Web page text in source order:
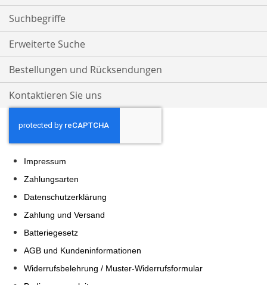
Suchbegriffe
Erweiterte Suche
Bestellungen und Rücksendungen
Kontaktieren Sie uns
Impressum
Zahlungsarten
Datenschutzerklärung
Zahlung und Versand
Batteriegesetz
AGB und Kundeninformationen
Widerrufsbelehrung / Muster-Widerrufsformular